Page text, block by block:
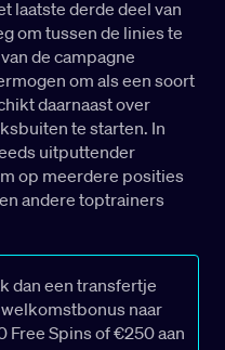
laatste derde deel van
om tussen de linies te
de campagne
om als een soort
daarnaast over
te starten. In
uitputtender
op meerdere posities
andere toptrainers
dan een transfertje
naar
Free Spins of €250 aan